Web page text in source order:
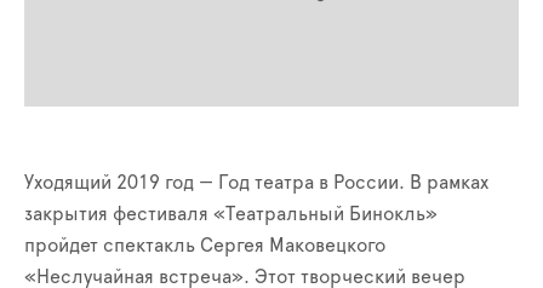
Уходящий 2019 год — Год театра в России. В рамках
закрытия фестиваля «Театральный Бинокль»
пройдет спектакль Сергея Маковецкого
«Неслучайная встреча». Этот творческий вечер